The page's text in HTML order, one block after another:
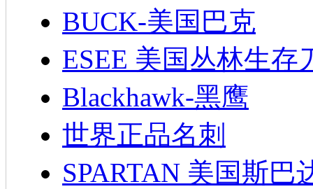
BUCK-美国巴克
ESEE 美国丛林生存
Blackhawk-黑鹰
世界正品名刺
SPARTAN 美国斯巴